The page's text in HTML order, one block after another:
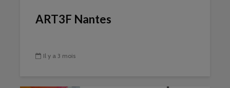
ART3F Nantes
Il y a 3 mois